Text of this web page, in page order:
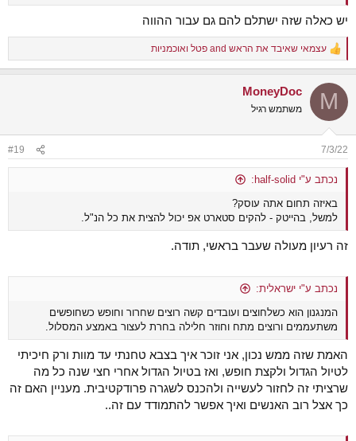
יש כאלה שזה ישתלם להם גם עבור ההווה
R
e
c
i
s
:
עצמאי שאיבד את הראש פטל ואוכמניות
M
MoneyDoc
משתמש רגיל
7/3/22
#19
נכתב ע"י half-solid:
באיזה תחום אתה עוסק?
למשל, בהייטק - להקים סטארט אפ יכול להצית את כל הנ"ל.
זה רעיון מעולה שעבר בראשי, תודה.
נכתב ע"י ישראלית:
המנגנון הוא כשלחוצים ועובדים קשה רוצים שחרור וחופש כשחופשים
משתעממים ורוצים מתח וחוזר חלילה בחרת לעצור באמצע המסלול.
האמת שזה ממש נכון, אני זוכר איך בצבא טחנתי עד מוות ורק חיכיתי
לטיול הגדול ולקצת חופש, ואז בטיול הגדול אחרי חצי שנה כל מה
שרציתי זה לחזור לעשייה ולהכנס לשגרה פרודקטיבית. מעניין האם זה
כך אצל רוב האנשים ואיך אפשר להתמודד עם זה..